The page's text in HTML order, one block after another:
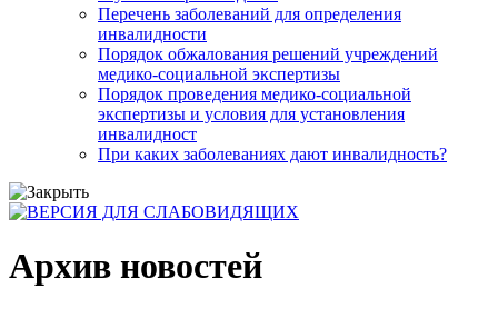
Перечень заболеваний для определения
инвалидности
Порядок обжалования решений учреждений
медико-социальной экспертизы
Порядок проведения медико-социальной
экспертизы и условия для установления
инвалидност
При каких заболеваниях дают инвалидность?
Архив новостей